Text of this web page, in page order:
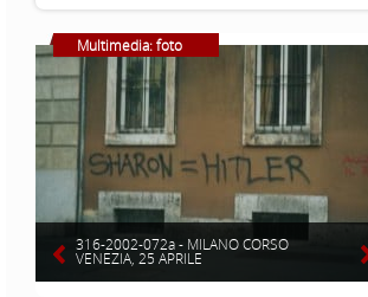
Multimedia: foto
316-2002-072a - MILANO CORSO
VENEZIA, 25 APRILE